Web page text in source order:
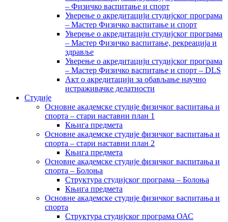
– Физичко васпитање и спорт
Уверење о акредитацији студијског програма
– Мастер Физичко васпитање и спорт
Уверење о акредитацији студијског програма
– Мастер Физичко васпитање, рекреација и
здравље
Уверење о акредитацији студијског програма
– Мастер Физичко васпитање и спорт – DLS
Акт о акредитацији за обављање научно
истраживачке делатности
Студије
Основне академске студије физичког васпитања и
спорта – стари наставни план 1
Књига предмета
Основне академске студије физичког васпитања и
спорта – стари наставни план 2
Књига предмета
Основне академске студије физичког васпитања и
спорта – Болоња
Структура студијског програма – Болоња
Књига предмета
Основне академске студије физичког васпитања и
спорта
Структура студијског програма ОАС